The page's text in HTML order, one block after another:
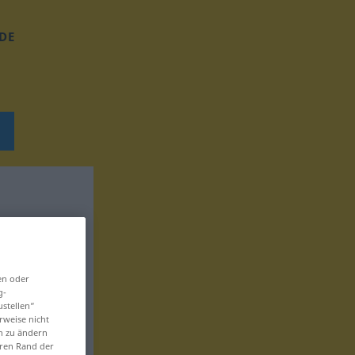
DE
oder
nicht
zu ändern
Rand der